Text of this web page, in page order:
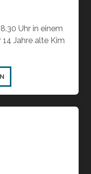
Uhr in einem
Jahre alte Kim
LERNEN